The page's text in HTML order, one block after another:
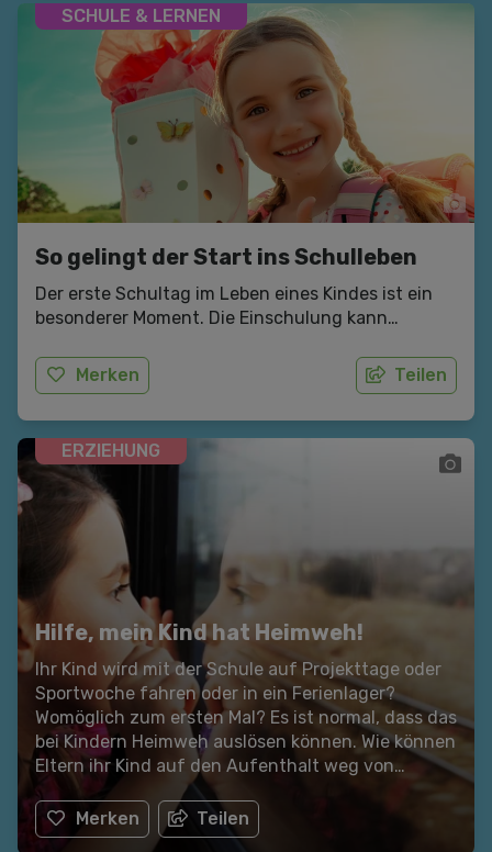
SCHULE & LERNEN
So gelingt der Start ins Schulleben
Der erste Schultag im Leben eines Kindes ist ein
besonderer Moment. Die Einschulung kann
Neugier, Aufregung, aber auch Angst. Wie Sie als
Eltern Ihr Kind darauf vorbereiten, können Sie hier
Merken Teilen
Hilfe, mein Kind hat Heimweh!
Ihr Kind wird mit der Schule auf Projekttage oder
Sportwoche fahren oder in ein Ferienlager?
Womöglich zum ersten Mal? Es ist normal, dass das
bei Kindern Heimweh auslösen können. Wie können
Eltern ihr Kind auf den Aufenthalt weg von
zuhause vorbereiten? Und was kann man tun, um
Heimweh vorzubeugen? In diesem Artikel können
Sie unsere Tipps für Eltern nachlesen.
Merken Teilen
ERZIEHUNG